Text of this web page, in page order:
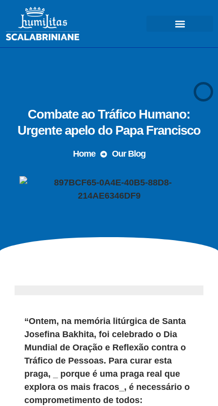
Combate ao Tráfico Humano:
Urgente apelo do Papa Francisco
Home Our Blog
“Ontem, na memória litúrgica de Santa
Josefina Bakhita, foi celebrado o Dia
Mundial de Oração e Reflexão contra o
Tráfico de Pessoas. Para curar esta
praga, ­_ porque é uma praga real que
explora os mais fracos­_, é necessário o
comprometimento de todos: